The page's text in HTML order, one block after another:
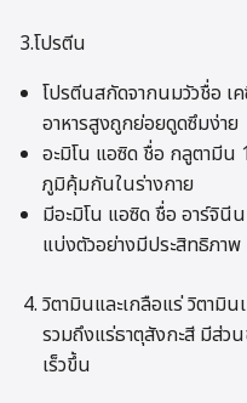
3.โปรตีน
โปรตีนสกัดจากนมวัวชื่อ
อาหารสูงถูกย่อยดูดซึมง่าย
อะมิโน แอซิด ชื่อ กลูตามีน
ภูมิคุ้มกันในร่างกาย
มีอะมิโน แอซิด ชื่อ อาร์จินี
แบ่งตัวอย่างมีประสิทธิภาพ
วิตามินและเกลือแร่ วิตา
รวมถึงแร่ธาตุสังกะสี มีส่ว
เร็วขึ้น